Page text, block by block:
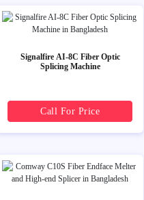
Signalfire AI-8C Fiber Optic
Splicing Machine
Call For Price